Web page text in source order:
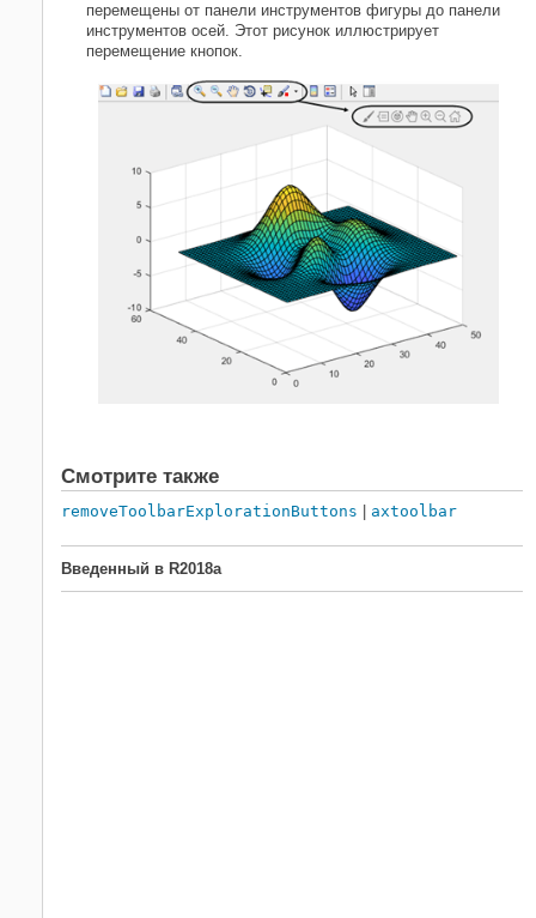
перемещены от панели инструментов фигуры до панели
инструментов осей. Этот рисунок иллюстрирует
перемещение кнопок.
Смотрите также
removeToolbarExplorationButtons | axtoolbar
Введенный в R2018a